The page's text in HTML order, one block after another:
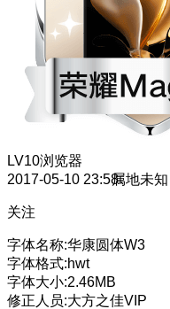
LV10浏览器
2017-05-10 23:58属地未知
关注
字体名称:华康圆体W3
字体格式:hwt
字体大小:2.46MB
修正人员:大方之佳VIP